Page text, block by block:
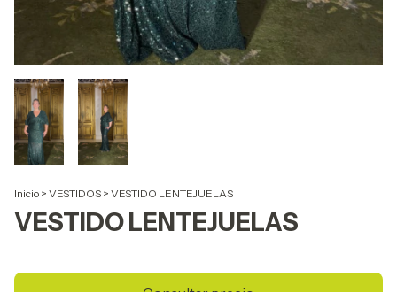
Inicio > VESTIDOS > VESTIDO LENTEJUELAS
VESTIDO LENTEJUELAS